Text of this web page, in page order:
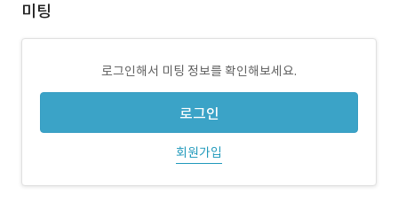
미팅
로그인해서 미팅 정보를 확인해보세요.
로그인
회원가입